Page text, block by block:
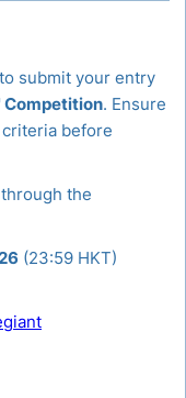
submit your entry
Competition. Ensure
before
the
(23:59 HKT)